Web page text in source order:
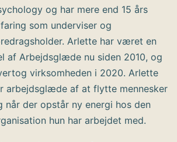
og har mere end 15 års
som underviser og
Arlette har været en
af Arbejdsglæde nu siden 2010, og
virksomheden i 2020. Arlette
arbejdsglæde af at flytte mennesker
når der opstår ny energi hos den
hun har arbejdet med.